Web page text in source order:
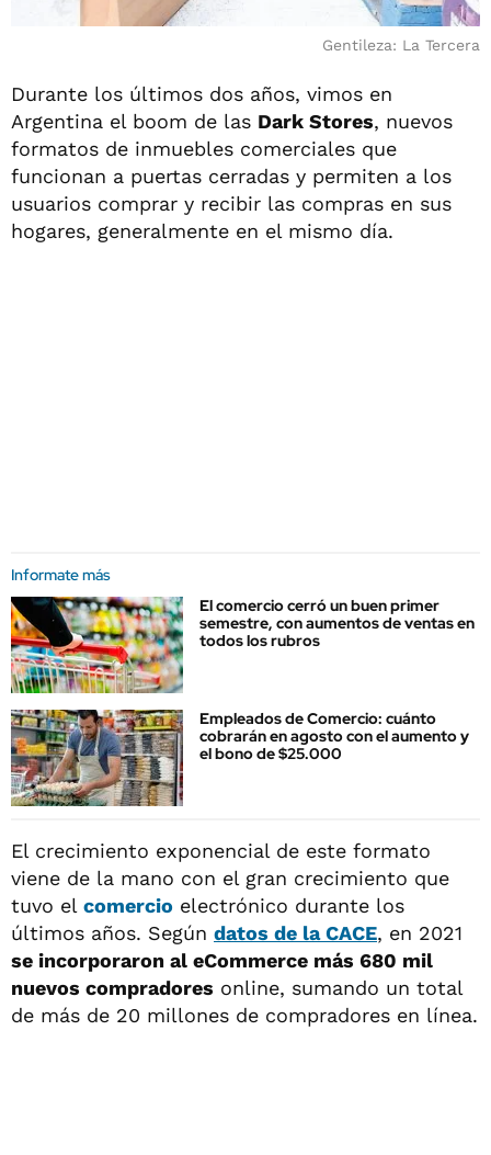
Gentileza: La Tercera
Durante los últimos dos años, vimos en
Argentina el boom de las Dark Stores, nuevos
formatos de inmuebles comerciales que
funcionan a puertas cerradas y permiten a los
usuarios comprar y recibir las compras en sus
hogares, generalmente en el mismo día.
Informate más
El comercio cerró un buen primer
semestre, con aumentos de ventas en
todos los rubros
Empleados de Comercio: cuánto
cobrarán en agosto con el aumento y
el bono de $25.000
El crecimiento exponencial de este formato
viene de la mano con el gran crecimiento que
tuvo el comercio electrónico durante los
últimos años. Según datos de la CACE, en 2021
se incorporaron al eCommerce más 680 mil
nuevos compradores online, sumando un total
de más de 20 millones de compradores en línea.